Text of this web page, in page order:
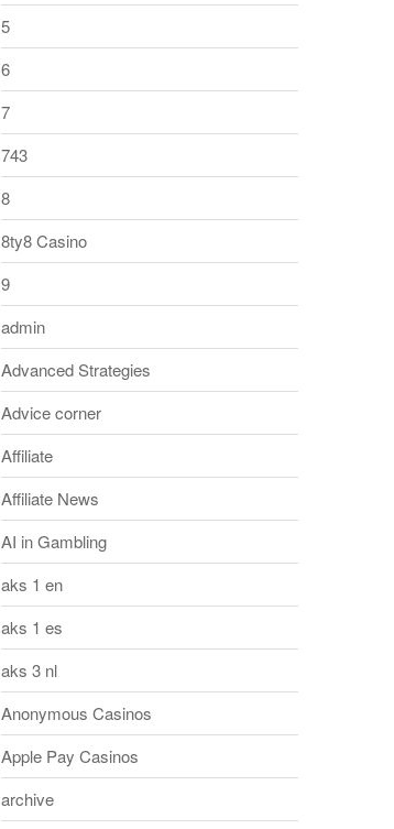
5
6
7
743
8
8ty8 Casino
9
admin
Advanced Strategies
Advice corner
Affiliate
Affiliate News
AI in Gambling
aks 1 en
aks 1 es
aks 3 nl
Anonymous Casinos
Apple Pay Casinos
archive